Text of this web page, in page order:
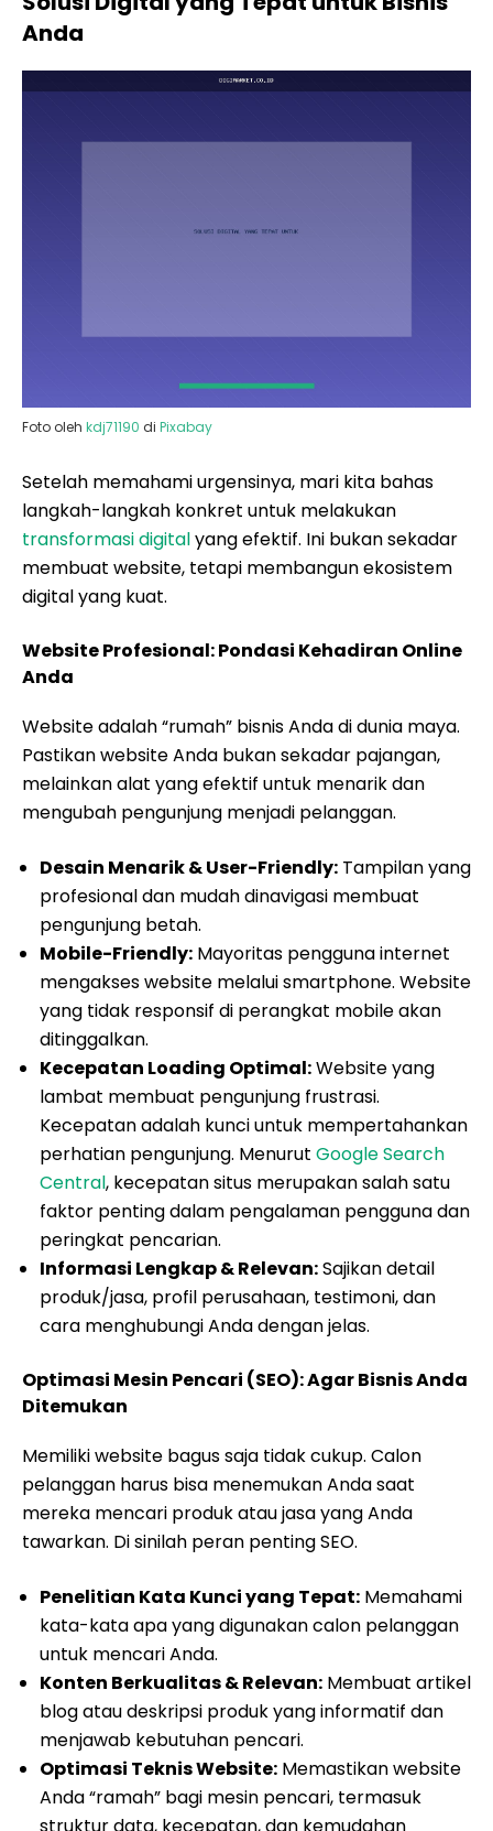
Anda
Foto oleh kdj71190 di Pixabay
Setelah memahami urgensinya, mari kita bahas
langkah-langkah konkret untuk melakukan
transformasi digitalyang efektif. Ini bukan sekadar
membuat website, tetapi membangun ekosistem
digital yang kuat.
Website Profesional: Pondasi Kehadiran Online
Anda
Website adalah “rumah” bisnis Anda di dunia maya.
Pastikan website Anda bukan sekadar pajangan,
melainkan alat yang efektif untuk menarik dan
mengubah pengunjung menjadi pelanggan.
Desain Menarik & User-Friendly: Tampilan yang
profesional dan mudah dinavigasi membuat
pengunjung betah.
Mobile-Friendly: Mayoritas pengguna internet
mengakses website melalui smartphone. Website
yang tidak responsif di perangkat mobile akan
ditinggalkan.
Kecepatan Loading Optimal:Website yang
lambat membuat pengunjung frustrasi.
Kecepatan adalah kunci untuk mempertahankan
perhatian pengunjung. Menurut Google Search
Central, kecepatan situs merupakan salah satu
faktor penting dalam pengalaman pengguna dan
peringkat pencarian.
Informasi Lengkap & Relevan:Sajikan detail
produk/jasa, profil perusahaan, testimoni, dan
cara menghubungi Anda dengan jelas.
Optimasi Mesin Pencari (SEO): Agar Bisnis Anda
Ditemukan
Memiliki website bagus saja tidak cukup. Calon
pelanggan harus bisa menemukan Anda saat
mereka mencari produk atau jasa yang Anda
tawarkan. Di sinilah peran penting SEO.
Penelitian Kata Kunci yang Tepat: Memahami
kata-kata apa yang digunakan calon pelanggan
untuk mencari Anda.
Konten Berkualitas & Relevan: Membuat artikel
blog atau deskripsi produk yang informatif dan
menjawab kebutuhan pencari.
Optimasi Teknis Website: Memastikan website
Anda “ramah” bagi mesin pencari, termasuk